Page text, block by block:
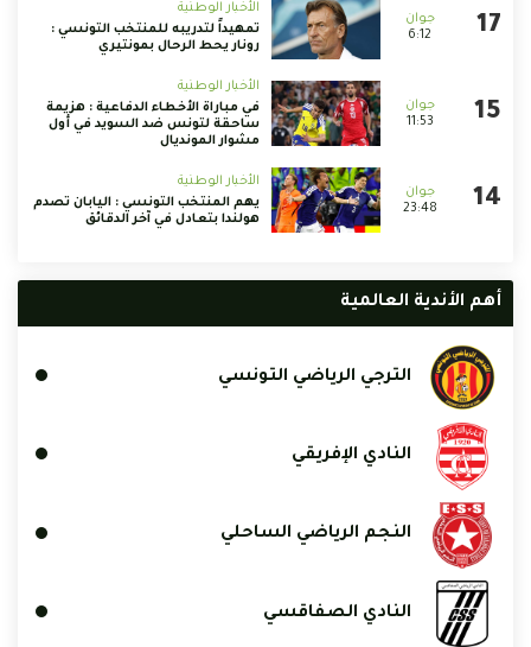
6:12
الأخبار الوطنية
تمهيداً لتدريبه للمنتخب التونسي :
رونار يحط الرحال بمونتيري
11:53
الأخبار الوطنية
في مباراة الأخطاء الدفاعية : هزيمة
ساحقة لتونس ضد السويد في أول
مشوار المونديال
23:48
الأخبار الوطنية
يهم المنتخب التونسي : اليابان تصدم
هولندا بتعادل في آخر الدقائق
أهم الأندية العالمية
الترجي الرياضي التونسي
النادي الإفريقي
النجم الرياضي الساحلي
النادي الصفاقسي